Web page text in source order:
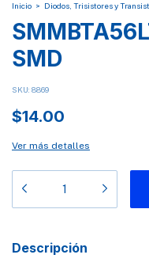
Inicio > Diodos, Trisistores y
SMD
SKU: 8869
$14.00
Ver más detalles
Descripción